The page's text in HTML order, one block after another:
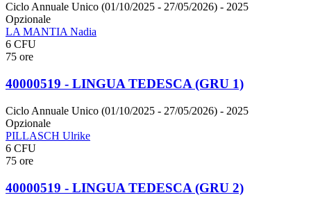
Ciclo Annuale Unico (01/10/2025 - 27/05/2026) - 2025
Opzionale
LA MANTIA Nadia
6 CFU
75 ore
40000519 - LINGUA TEDESCA (GRU 1)
Ciclo Annuale Unico (01/10/2025 - 27/05/2026) - 2025
Opzionale
PILLASCH Ulrike
6 CFU
75 ore
40000519 - LINGUA TEDESCA (GRU 2)